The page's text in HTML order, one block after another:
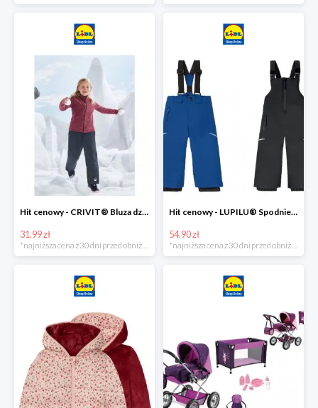
Hit cenowy - CRIVIT® Bluza dziewczęca z polaru
31.99 zł
Hit cenowy - LUPILU® Spodnie narciarskie chłopięce
54.90 zł